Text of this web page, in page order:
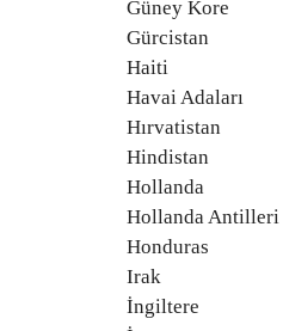
Güney Kore
Gürcistan
Haiti
Havai Adaları
Hırvatistan
Hindistan
Hollanda
Hollanda Antilleri
Honduras
Irak
İngiltere